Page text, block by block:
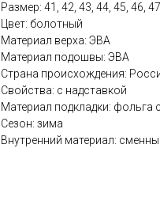
Размер: 41, 42, 43, 44, 45, 46, 47
Цвет: болотный
Материал верха: ЭВА
Материал подошвы: ЭВА
Страна происхождения:
Свойства: с надставкой
Материал подкладки: фольга
Сезон: зима
Внутренний материал: